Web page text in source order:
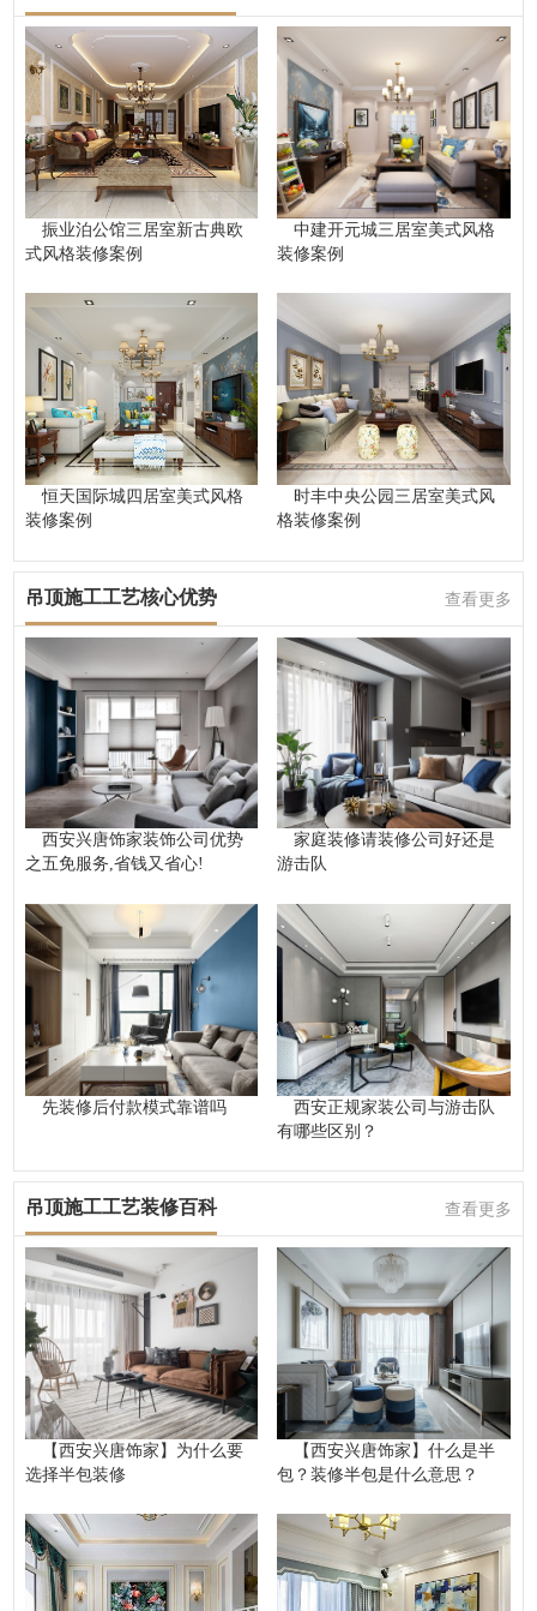
振业泊公馆三居室新古典欧
式风格装修案例
中建开元城三居室美式风格
装修案例
恒天国际城四居室美式风格
装修案例
时丰中央公园三居室美式风
格装修案例
吊顶施工工艺核心优势 查看更多
西安兴唐饰家装饰公司优势
之五免服务,省钱又省心!
家庭装修请装修公司好还是
游击队
先装修后付款模式靠谱吗
西安正规家装公司与游击队
有哪些区别？
吊顶施工工艺装修百科 查看更多
【西安兴唐饰家】为什么要
选择半包装修
【西安兴唐饰家】什么是半
包？装修半包是什么意思？